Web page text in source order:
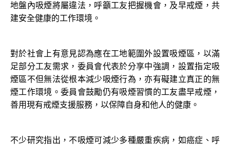
地盤內吸煙將屬違法，呼籲工友把握機會，及早戒煙，共
建安全健康的工作環境。
對於社會上有意見認為應在工地範圍外設置吸煙區，以滿
足部分工友需求，委員會代表於分享中強調，設置指定吸
煙區不但無法從根本減少吸煙行為，亦有礙建立真正的無
煙工作環境。委員會鼓勵仍有吸煙習慣的工友盡早戒煙，
善用現有戒煙支援服務，以保障自身和他人的健康。
不少研究指出，不吸煙可減少多種嚴重疾病，如癌症、呼